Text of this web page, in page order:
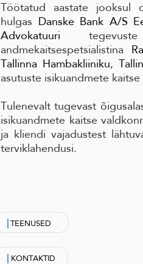
Töötatud aastate jooksul
hulgas Danske Bank A/S
Advokatuuri tegevuste
andmekaitsespetsialistina
Tallinna Hambakliiniku,
asutuste isikuandmete
Tulenevalt tugevast
isikuandmete kaitse
ja kliendi vajadustest
terviklahendusi.
| TEENUSED
| KONTAKTID